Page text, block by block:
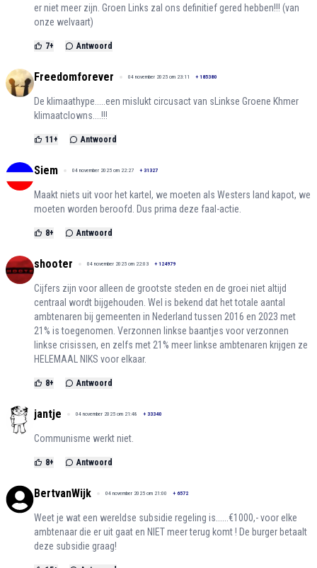
er niet meer zijn. Groen Links zal ons definitief gered hebben!!! (van
onze welvaart)
7+ Antwoord
Freedomforever 04 november 2025 om 23:11 + 185380
De klimaathype.....een mislukt circusact van sLinkse Groene Khmer
klimaatclowns....!!!
11+ Antwoord
Siem 04 november 2025 om 22:27 + 31327
Maakt niets uit voor het kartel, we moeten als Westers land kapot, we
moeten worden beroofd. Dus prima deze faal-actie.
8+ Antwoord
shooter 04 november 2025 om 22:03 + 124979
Cijfers zijn voor alleen de grootste steden en de groei niet altijd
centraal wordt bijgehouden. Wel is bekend dat het totale aantal
ambtenaren bij gemeenten in Nederland tussen 2016 en 2023 met
21% is toegenomen. Verzonnen linkse baantjes voor verzonnen
linkse crisissen, en zelfs met 21% meer linkse ambtenaren krijgen ze
HELEMAAL NIKS voor elkaar.
8+ Antwoord
jantje 04 november 2025 om 21:48 + 33340
Communisme werkt niet.
8+ Antwoord
BertvanWijk 04 november 2025 om 21:00 + 6572
Weet je wat een wereldse subsidie regeling is......€1000,- voor elke
ambtenaar die er uit gaat en NIET meer terug komt ! De burger betaalt
deze subsidie graag!